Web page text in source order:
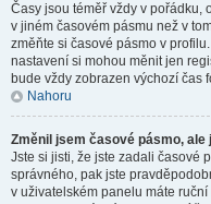
Časy jsou téměř vždy v pořádku,
v jiném časovém pásmu než v
změňte si časové pásmo v
nastavení si mohou měnit jen
bude vždy zobrazen výchozí čas
Nahoru
Změnil jsem časové pásmo, ale
Jste si jisti, že jste zadali časové
správného, pak jste
v uživatelském panelu máte